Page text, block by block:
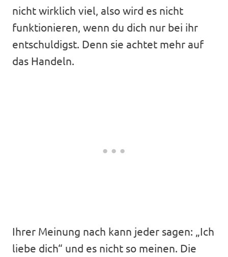
nicht wirklich viel, also wird es nicht
funktionieren, wenn du dich nur bei ihr
entschuldigst. Denn sie achtet mehr auf
das Handeln.
Ihrer Meinung nach kann jeder sagen: „Ich
liebe dich“ und es nicht so meinen. Die